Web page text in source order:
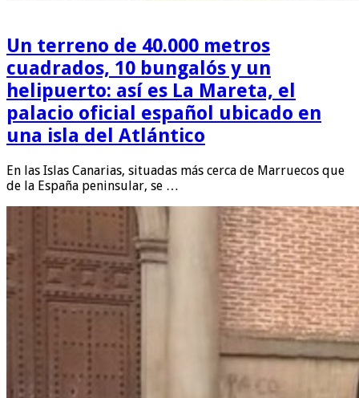
Un terreno de 40.000 metros
cuadrados, 10 bungalós y un
helipuerto: así es La Mareta, el
palacio oficial español ubicado en
una isla del Atlántico
En las Islas Canarias, situadas más cerca de Marruecos que
de la España peninsular, se …